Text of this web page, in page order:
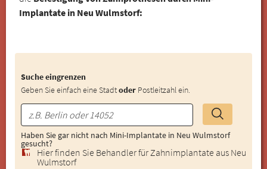
Implantate in Neu Wulmstorf:
Suche eingrenzen
Geben Sie einfach eine Stadtoder Postleitzahl ein.
Haben Sie gar nicht nach Mini-Implantate in Neu Wulmstorf
gesucht?
Hier finden Sie Behandler für Zahnimplantate aus Neu
Wulmstorf